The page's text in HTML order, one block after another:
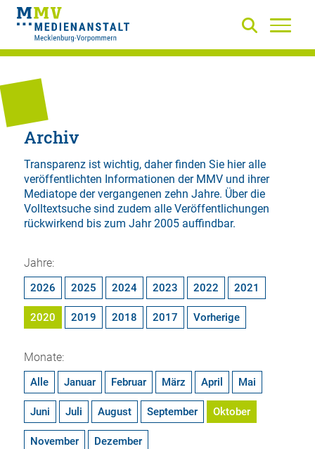
Archiv
Transparenz ist wichtig, daher finden Sie hier alle
veröffentlichten Informationen der MMV und ihrer
Mediatope der vergangenen zehn Jahre. Über die
Volltextsuchesind zudem alle Veröffentlichungen
rückwirkend bis zum Jahr 2005 auffindbar.
Jahre:
2026 2025 2024 2023 2022 2021
2020 2019 2018 2017 Vorherige
Monate:
Alle Januar Februar März April Mai
Juni Juli August September Oktober
November Dezember